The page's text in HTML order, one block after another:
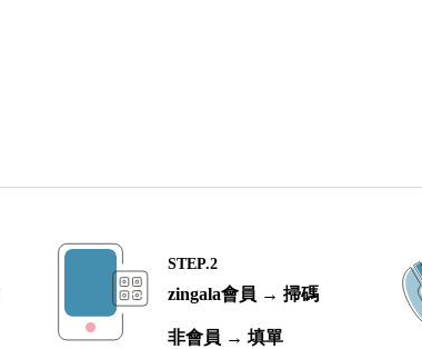
STEP.2
zingala會員 → 掃碼
非會員 → 填單